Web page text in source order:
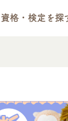
資格・検定を探